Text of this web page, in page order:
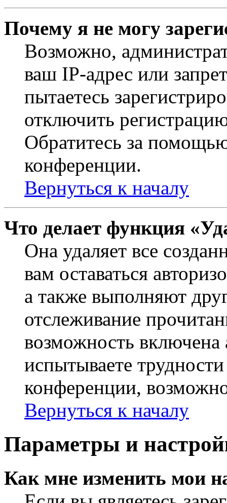
Почему я не могу
Возможно,
ваш IP-адрес или
пытаетесь
отключить
Обратитесь за
конференции.
Вернуться к началу
Что делает функция
Она удаляет все
вам оставаться
а также выполняют
отслеживание
возможность
испытываете
конференции,
Вернуться к началу
Параметры и
Как мне изменить мои